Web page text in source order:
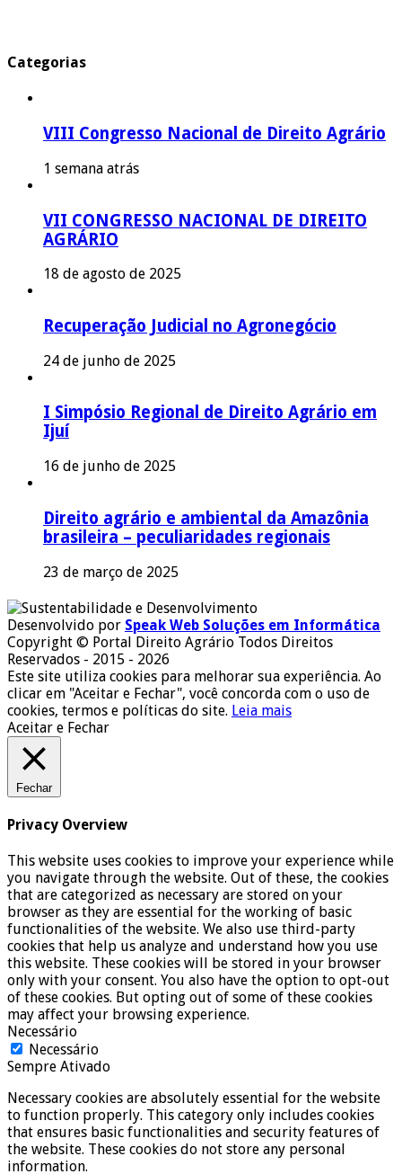
Categorias
VIII Congresso Nacional de Direito Agrário
1 semana atrás
VII CONGRESSO NACIONAL DE DIREITO
AGRÁRIO
18 de agosto de 2025
Recuperação Judicial no Agronegócio
24 de junho de 2025
I Simpósio Regional de Direito Agrário em
Ijuí
16 de junho de 2025
Direito agrário e ambiental da Amazônia
brasileira – peculiaridades regionais
23 de março de 2025
Desenvolvido por Speak Web Soluções em Informática
Copyright © Portal Direito Agrário Todos Direitos
Reservados - 2015 - 2026
Este site utiliza cookies para melhorar sua experiência. Ao
clicar em "Aceitar e Fechar", você concorda com o uso de
cookies, termos e políticas do site. Leia mais
Aceitar e Fechar
Fechar
Privacy Overview
This website uses cookies to improve your experience while
you navigate through the website. Out of these, the cookies
that are categorized as necessary are stored on your
browser as they are essential for the working of basic
functionalities of the website. We also use third-party
cookies that help us analyze and understand how you use
this website. These cookies will be stored in your browser
only with your consent. You also have the option to opt-out
of these cookies. But opting out of some of these cookies
may affect your browsing experience.
Necessário
Necessário
Sempre Ativado
Necessary cookies are absolutely essential for the website
to function properly. This category only includes cookies
that ensures basic functionalities and security features of
the website. These cookies do not store any personal
information.